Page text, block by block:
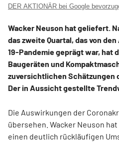
DER AKTIONÄR bei Google
Wacker Neuson hat geliefert.
das zweite Quartal, das von
19-Pandemie geprägt war, hat
Baugeräten und
zuversichtlichen Schätzungen
Der in Aussicht gestellte
Die Auswirkungen der
übersehen. Wacker Neuson
einen deutlich rückläufigen